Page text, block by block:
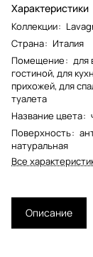
Характеристики
Коллекции:
Страна: Италия
Помещение: для
гостиной, для
прихожей, для
туалета
Название цвета:
Поверхность:
натуральная
Все
Описание